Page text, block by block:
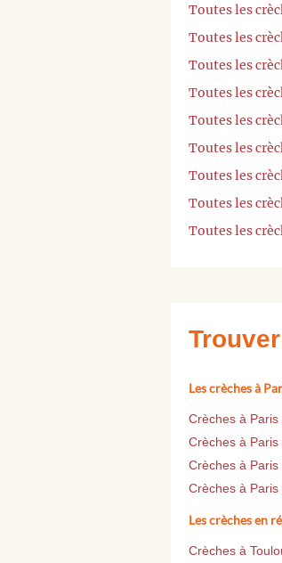
Toutes les
Toutes les
Toutes les
Toutes les
Toutes les
Toutes les
Toutes les
Toutes les
Toutes les
Les crèches à
Crèches à
Crèches à
Crèches à
Crèches à
Les crèches en
Crèches à